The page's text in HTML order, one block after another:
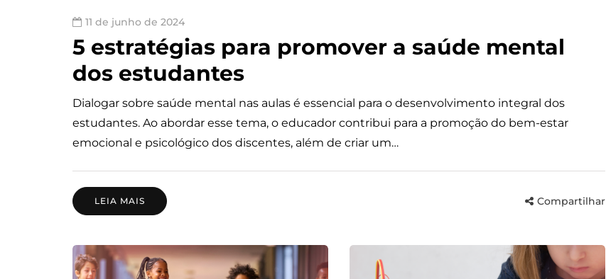
11 de junho de 2024
5 estratégias para promover a saúde mental
dos estudantes
Dialogar sobre saúde mental nas aulas é essencial para o desenvolvimento integral dos
estudantes. Ao abordar esse tema, o educador contribui para a promoção do bem-estar
emocional e psicológico dos discentes, além de criar um…
LEIA MAIS Compartilhar